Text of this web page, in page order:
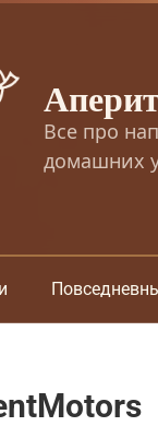
Все про
домашних